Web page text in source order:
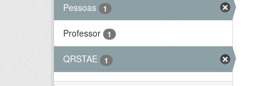
Pessoas 1
Professor 1
QRSTAE 1